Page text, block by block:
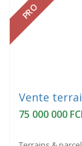
PRO
Vente
75 000 000